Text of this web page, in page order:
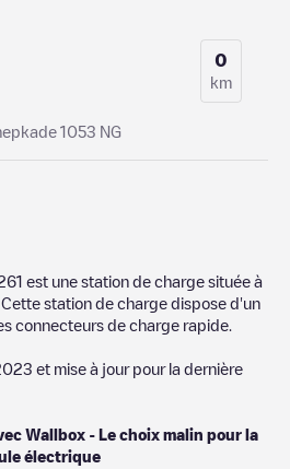
1053 NG
0
km
est une station de charge située à
. Cette station de charge dispose d'un
connecteurs de charge rapide.
et mise à jour pour la dernière
Wallbox - Le choix malin pour la
électrique